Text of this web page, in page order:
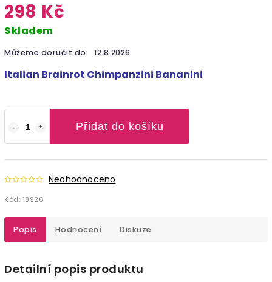
298 Kč
Skladem
Můžeme doručit do: 12.8.2026
Přidat do košíku
Neohodnoceno
Kód: 18926
Italian Brainrot Chimpanzini Bananini
Popis Hodnocení Diskuze
Detailní popis produktu